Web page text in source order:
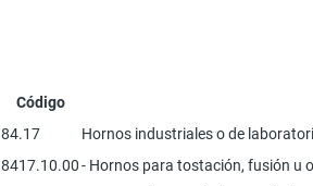
Código
84.17
Hornos industriales o de
8417.10.00- Hornos para tostación, fusión u